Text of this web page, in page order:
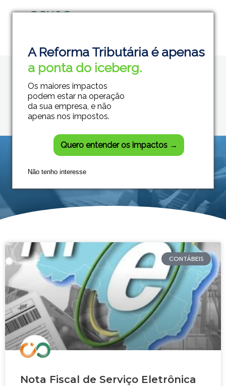
A Reforma Tributária é apenas
a ponta do iceberg.
Os maiores impactos
podem estar na operação
da sua empresa, e não
apenas nos impostos.
Quero entender os impactos →
Não tenho interesse
Grupo Módulos
Sistemas Contábeis e Empresariais
Posts tagged: nota
fiscal eletronica de
serviços
CONTÁBEIS
Nota Fiscal de Serviço Eletrônica